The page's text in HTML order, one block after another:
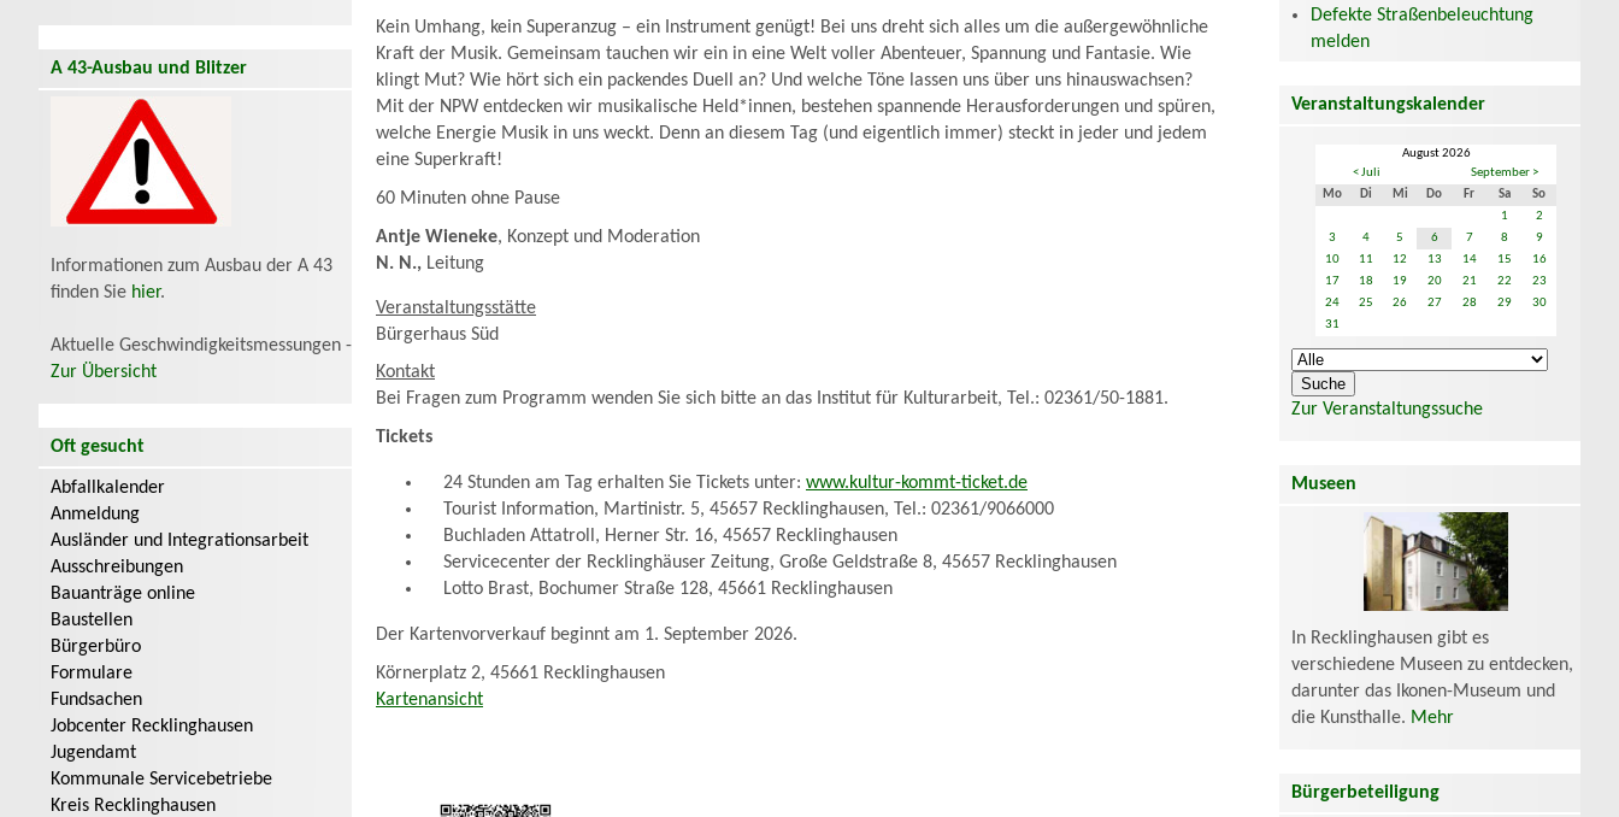
A 43-Ausbau und Blitzer
Informationen zum Ausbau der A 43
finden Sie hier.
Aktuelle Geschwindigkeitsmessungen -
Zur Übersicht
Oft gesucht
Abfallkalender
Anmeldung
Ausländer und Integrationsarbeit
Ausschreibungen
Bauanträge online
Baustellen
Bürgerbüro
Formulare
Fundsachen
Jobcenter Recklinghausen
Jugendamt
Kommunale Servicebetriebe
Kreis Recklinghausen
Kein Umhang, kein Superanzug – ein Instrument genügt! Bei uns dreht sich alles um die außergewöhnliche
Kraft der Musik. Gemeinsam tauchen wir ein in eine Welt voller Abenteuer, Spannung und Fantasie. Wie
klingt Mut? Wie hört sich ein packendes Duell an? Und welche Töne lassen uns über uns hinauswachsen?
Mit der NPW entdecken wir musikalische Held*innen, bestehen spannende Herausforderungen und spüren,
welche Energie Musik in uns weckt. Denn an diesem Tag (und eigentlich immer) steckt in jeder und jedem
eine Superkraft!
60 Minuten ohne Pause
Antje Wieneke, Konzept und Moderation
N. N., Leitung
Veranstaltungsstätte
Bürgerhaus Süd
Kontakt
Bei Fragen zum Programm wenden Sie sich bitte an das Institut für Kulturarbeit, Tel.: 02361/50-1881.
Tickets
24 Stunden am Tag erhalten Sie Tickets unter: www.kultur-kommt-ticket.de
Tourist Information, Martinistr. 5, 45657 Recklinghausen, Tel.: 02361/9066000
Buchladen Attatroll, Herner Str. 16, 45657 Recklinghausen
Servicecenter der Recklinghäuser Zeitung, Große Geldstraße 8, 45657 Recklinghausen
Lotto Brast, Bochumer Straße 128, 45661 Recklinghausen
Der Kartenvorverkauf beginnt am 1. September 2026.
Körnerplatz 2, 45661 Recklinghausen
Kartenansicht
Defekte Straßenbeleuchtung
melden
Veranstaltungskalender
August 2026
< Juli
September >
Mo
Di Mi Do Fr Sa
So
1
2
3
4 5 6 7 8
9
10
11 12 13 14 15
16
17
18 19 20 21 22
23
24
25 26 27 28 29
30
31
Zur Veranstaltungssuche
Museen
In Recklinghausen gibt es
verschiedene Museen zu entdecken,
darunter das Ikonen-Museum und
die Kunsthalle. Mehr
Bürgerbeteiligung